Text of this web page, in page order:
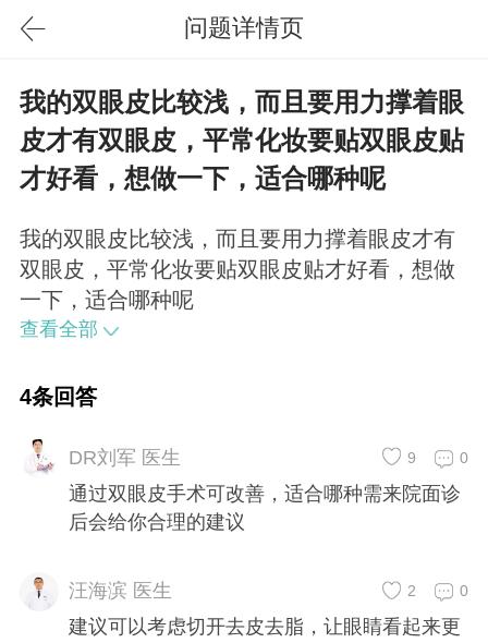
问题详情页
我的双眼皮比较浅，而且要用力撑着眼
皮才有双眼皮，平常化妆要贴双眼皮贴
才好看，想做一下，适合哪种呢
我的双眼皮比较浅，而且要用力撑着眼皮才有
双眼皮，平常化妆要贴双眼皮贴才好看，想做
一下，适合哪种呢
查看全部
4条回答
DR刘军 医生 0
9
通过双眼皮手术可改善，适合哪种需来院面诊
后会给你合理的建议
汪海滨 医生 0
2
建议可以考虑切开去皮去脂，让眼睛看起来更